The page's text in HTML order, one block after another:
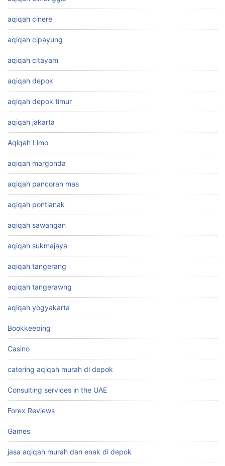
aqiqah cinere
aqiqah cipayung
aqiqah citayam
aqiqah depok
aqiqah depok timur
aqiqah jakarta
Aqiqah Limo
aqiqah margonda
aqiqah pancoran mas
aqiqah pontianak
aqiqah sawangan
aqiqah sukmajaya
aqiqah tangerang
aqiqah tangerawng
aqiqah yogyakarta
Bookkeeping
Casino
catering aqiqah murah di depok
Consulting services in the UAE
Forex Reviews
Games
jasa aqiqah murah dan enak di depok